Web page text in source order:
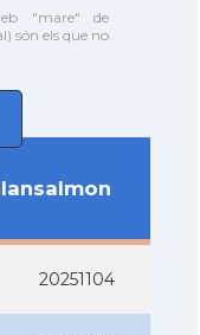
"mare" de
són els que no
20251104